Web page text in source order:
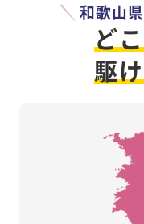
和歌山
ど
駆